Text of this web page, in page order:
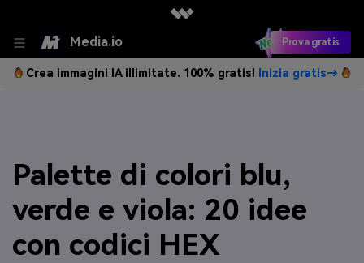
Media.io Prova gratis
Crea immagini IA illimitate. 100% gratis! Inizia gratis→
Palette di colori blu,
verde e viola: 20 idee
con codici HEX